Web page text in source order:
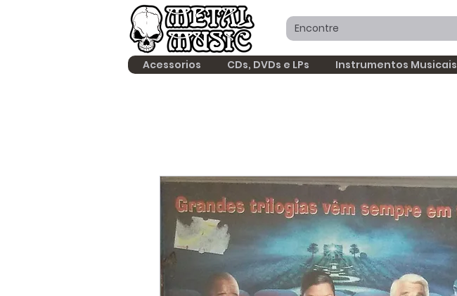
Acessorios CDs, DVDs e LPs Instrumentos Musicais